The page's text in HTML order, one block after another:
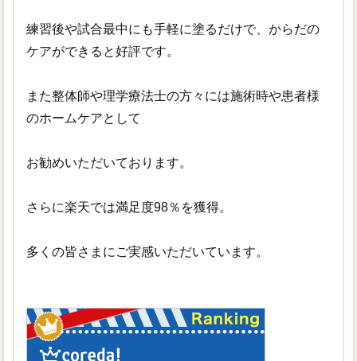
練習後や試合最中にも手軽に塗るだけで、からだの
ケアができると好評です。
また整体師や理学療法士の方々には施術時や患者様
のホームケアとして
お勧めいただいております。
さらに楽天では満足度98％を獲得。
多くの皆さまにご実感いただいています。